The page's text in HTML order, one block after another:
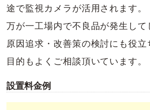
途で監視カメラが活用されます。
万が一工場内で不良品が発生して
原因追求・改善策の検討にも役立
目的もよくご相談頂いています。
設置料金例